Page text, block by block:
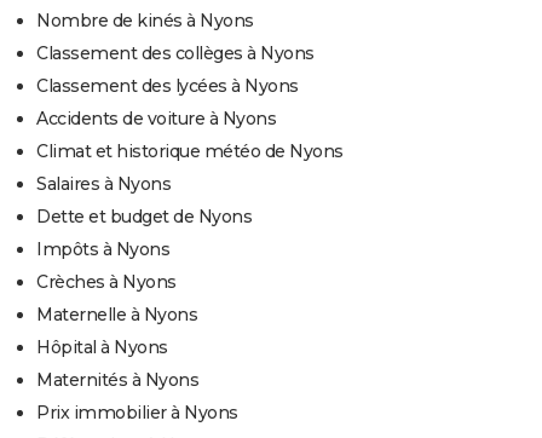
Nombre de kinés à Nyons
Classement des collèges à Nyons
Classement des lycées à Nyons
Accidents de voiture à Nyons
Climat et historique météo de Nyons
Salaires à Nyons
Dette et budget de Nyons
Impôts à Nyons
Crèches à Nyons
Maternelle à Nyons
Hôpital à Nyons
Maternités à Nyons
Prix immobilier à Nyons